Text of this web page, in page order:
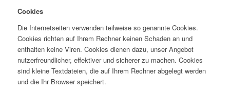
Cookies
Die Internetseiten verwenden teilweise so genannte Cookies.
Cookies richten auf Ihrem Rechner keinen Schaden an und
enthalten keine Viren. Cookies dienen dazu, unser Angebot
nutzerfreundlicher, effektiver und sicherer zu machen. Cookies
sind kleine Textdateien, die auf Ihrem Rechner abgelegt werden
und die Ihr Browser speichert.